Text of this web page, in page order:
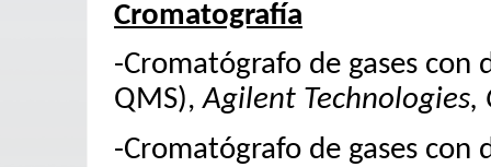
Cromatografía
-Cromatógrafo de gases con
QMS),Agilent Technologies,
-Cromatógrafo de gases